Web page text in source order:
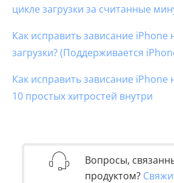
цикле загрузки за считанные
Как исправить зависание iPhone
загрузки? (Поддерживается
Как исправить зависание iPhone
10 простых хитростей внутри
Вопросы,
продуктом?